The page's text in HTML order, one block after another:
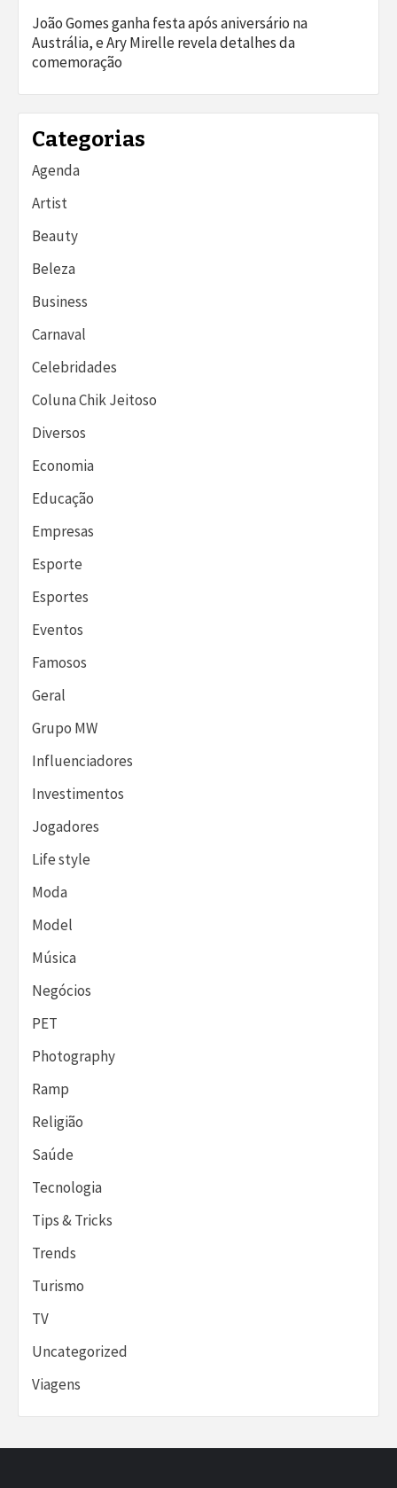
João Gomes ganha festa após aniversário na
Austrália, e Ary Mirelle revela detalhes da
comemoração
Categorias
Agenda
Artist
Beauty
Beleza
Business
Carnaval
Celebridades
Coluna Chik Jeitoso
Diversos
Economia
Educação
Empresas
Esporte
Esportes
Eventos
Famosos
Geral
Grupo MW
Influenciadores
Investimentos
Jogadores
Life style
Moda
Model
Música
Negócios
PET
Photography
Ramp
Religião
Saúde
Tecnologia
Tips & Tricks
Trends
Turismo
TV
Uncategorized
Viagens